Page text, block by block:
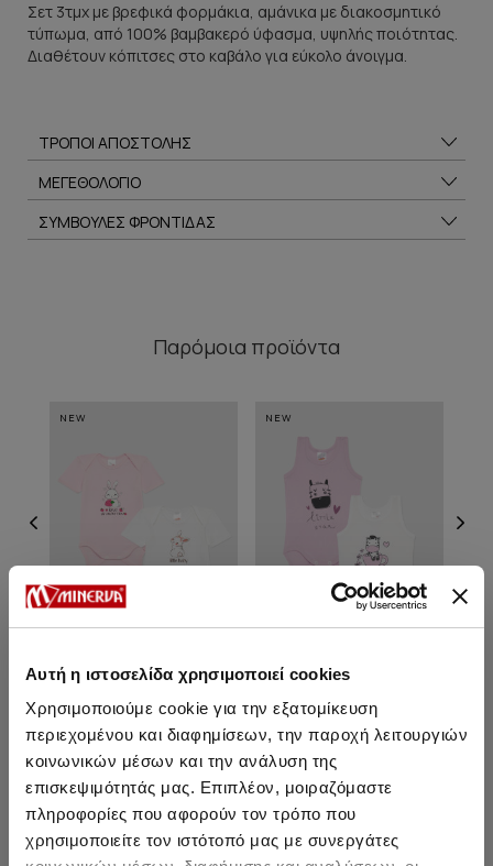
Αυτή η ιστοσελίδα χρησιμοποιεί cookies
Χρησιμοποιούμε cookie για την εξατομίκευση
περιεχομένου και διαφημίσεων, την παροχή λειτουργιών
κοινωνικών μέσων και την ανάλυση της
επισκεψιμότητάς μας. Επιπλέον, μοιραζόμαστε
πληροφορίες που αφορούν τον τρόπο που
χρησιμοποιείτε τον ιστότοπό μας με συνεργάτες
Σετ 3τμχ με βρεφικά φορμάκια, αμάνικα με διακοσμητικό
τύπωμα, από 100% βαμβακερό ύφασμα, υψηλής ποιότητας.
Διαθέτουν κόπιτσες στο καβάλο για εύκολο άνοιγμα.
ΤΡΟΠΟΙ ΑΠΟΣΤΟΛΗΣ
ΜΕΓΕΘΟΛΟΓΙΟ
ΣΥΜΒΟΥΛΕΣ ΦΡΟΝΤΙΔΑΣ
Παρόμοια προϊόντα
NEW
Rabbit Κοντομάνικο
Βρεφικό Φορμάκι 2τμχ
15,10 €
NEW
Zebra Αμάνικο Βρεφικό
Φορμάκι 2τμχ
12,15 €